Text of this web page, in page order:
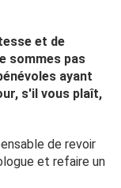
et de
sommes pas
ayant
s'il vous plaît,
de revoir
et refaire un